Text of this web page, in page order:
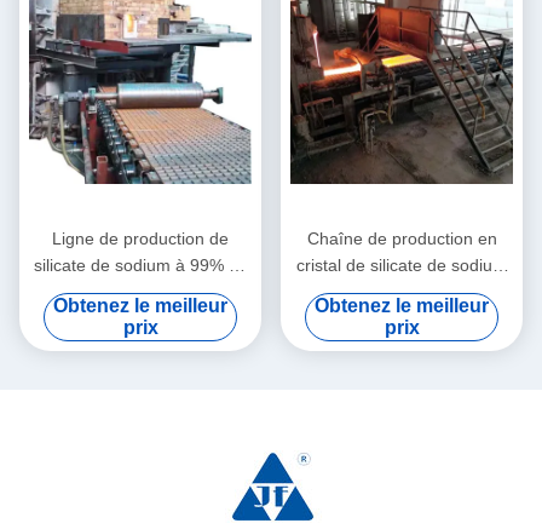
Ligne de production de
silicate de sodium à 99% de
cristal chimique
Obtenez le meilleur
prix
Chaîne de production en
cristal de silicate de sodium
100TPD en verre d'eau du
mode 3
Obtenez le meilleur
prix